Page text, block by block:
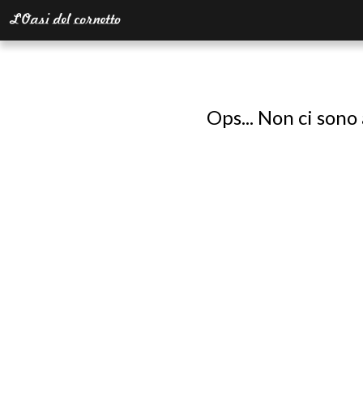
Ops... Non ci